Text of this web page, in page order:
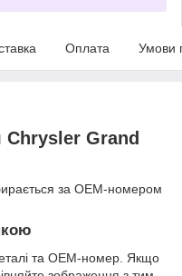
Оплата Умови
Chrysler Grand
за OEM-номером
та OEM-номер. Якщо